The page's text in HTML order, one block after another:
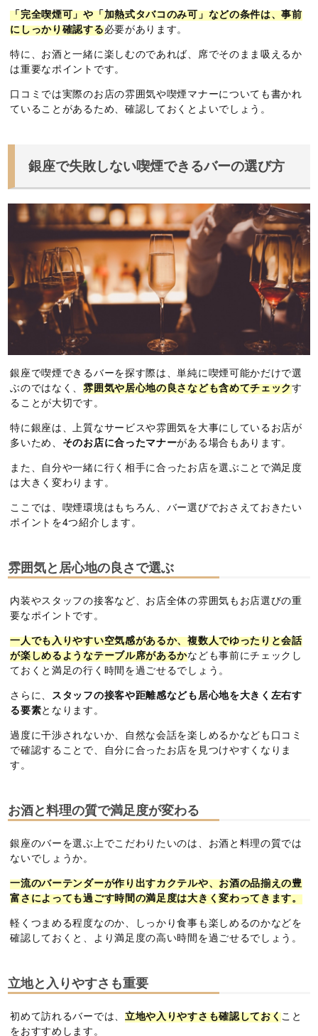
「完全喫煙可」や「加熱式タバコのみ可」などの条件は、事前
にしっかり確認する必要があります。
特に、お酒と一緒に楽しむのであれば、席でそのまま吸えるか
は重要なポイントです。
口コミでは実際のお店の雰囲気や喫煙マナーについても書かれ
ていることがあるため、確認しておくとよいでしょう。
銀座で失敗しない喫煙できるバーの選び方
銀座で喫煙できるバーを探す際は、単純に喫煙可能かだけで選
ぶのではなく、雰囲気や居心地の良さなども含めてチェックす
ることが大切です。
特に銀座は、上質なサービスや雰囲気を大事にしているお店が
多いため、 そのお店に合ったマナーがある場合もあります。
また、自分や一緒に行く相手に合ったお店を選ぶことで満足度
は大きく変わります。
ここでは、喫煙環境はもちろん、バー選びでおさえておきたい
ポイントを4つ紹介します。
雰囲気と居心地の良さで選ぶ
内装やスタッフの接客など、お店全体の雰囲気もお店選びの重
要なポイントです。
一人でも入りやすい空気感があるか、複数人でゆったりと会話
が楽しめるようなテーブル席があるかなども事前にチェックし
ておくと満足の行く時間を過ごせるでしょう。
さらに、 スタッフの接客や距離感なども居心地を大きく左右す
る要素となります。
過度に干渉されないか、自然な会話を楽しめるかなども口コミ
で確認することで、自分に合ったお店を見つけやすくなりま
す。
お酒と料理の質で満足度が変わる
銀座のバーを選ぶ上でこだわりたいのは、お酒と料理の質では
ないでしょうか。
一流のバーテンダーが作り出すカクテルや、お酒の品揃えの豊
富さによっても過ごす時間の満足度は大きく変わってきます。
軽くつまめる程度なのか、しっかり食事も楽しめるのかなどを
確認しておくと、より満足度の高い時間を過ごせるでしょう。
立地と入りやすさも重要
初めて訪れるバーでは、 立地や入りやすさも確認しておくこと
をおすすめします。